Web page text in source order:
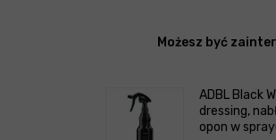
Możesz być
ADBL Black
dressing,
opon w